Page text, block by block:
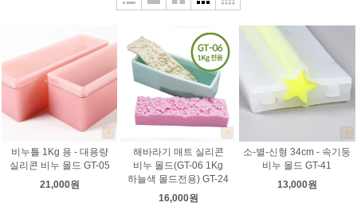
비누틀 1Kg 용 - 대용량
실리콘 비누 몰드 GT-05
21,000원
해바라기 매트 실리콘
비누 몰드(GT-06 1Kg
하늘색 몰드전용) GT-24
16,000원
소-별-신형 34cm - 속기둥
비누 몰드 GT-41
13,000원